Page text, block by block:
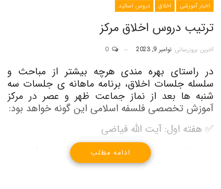
اخبار آموزشی اخلاق دروس اساتید
ترتیب دروس اخلاق مرکز
آخرین بروزرسانی نوامبر 9, 2023
در راستای بهره مندی هرچه بیشتر از مباحث و
سلسله جلسات اخلاق، برنامه ماهانه ی جلسات سه
شنبه ها بعد از نماز جماعت ظهر و عصر در مرکز
آموزش تخصصی فلسفه اسلامی این گونه خواهد بود:
✅ هفته اول: آیت الله فیاضی
✅ هفته دوم: حجت الاسلام و المسلمین حاج سید
ادامه مطلب